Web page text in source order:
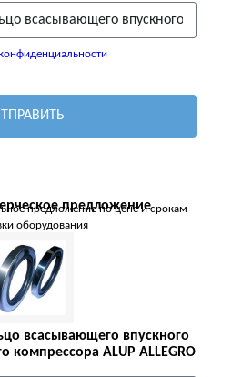
предложение
предложение по цене и срокам
оборудования
всасывающего впускного
компрессора ALUP ALLEGRO